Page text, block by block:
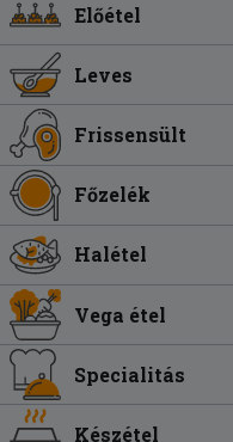
Előétel
Leves
Frissensült
Főzelék
Halétel
Vega étel
Specialitás
Készétel